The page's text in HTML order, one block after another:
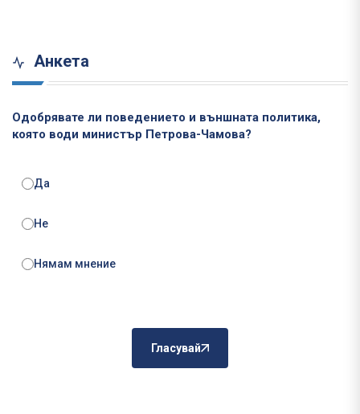
Анкета
Одобрявате ли поведението и външната политика,
която води министър Петрова-Чамова?
Да
Не
Нямам мнение
Гласувай